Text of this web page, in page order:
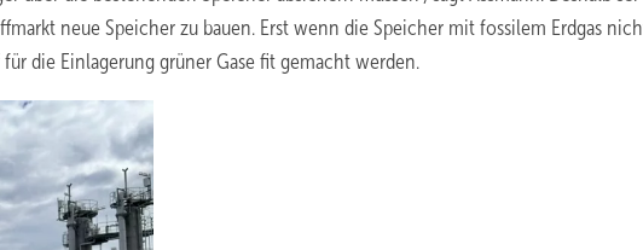
neue Speicher zu bauen. Erst wenn die Speicher mit fossilem Erdgas
die Einlagerung grüner Gase fit gemacht werden.